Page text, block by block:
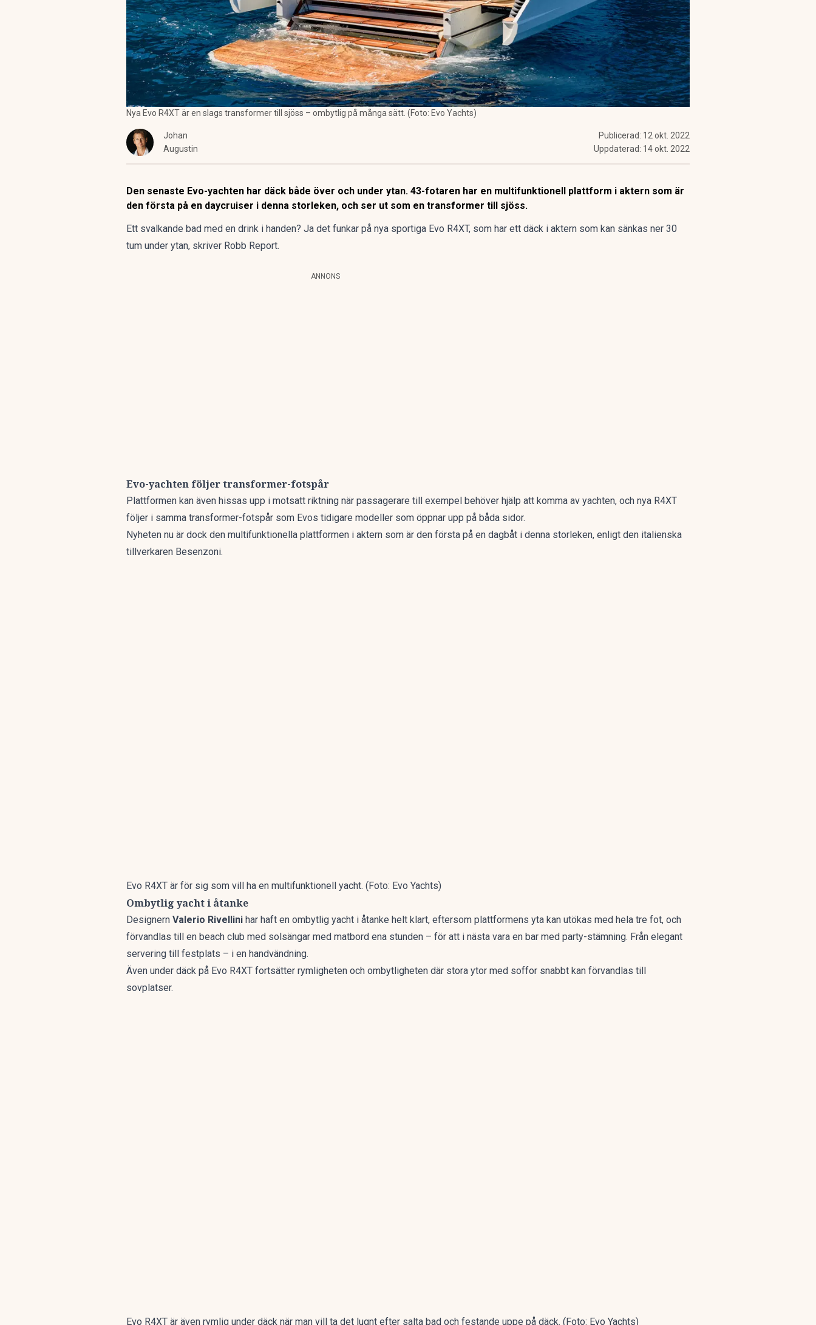
Nya Evo R4XT är en slags transformer till sjöss – ombytlig på många sätt. (Foto: Evo Yachts)
Johan
Augustin
Publicerad: 12 okt. 2022
Uppdaterad: 14 okt. 2022
Den senaste Evo-yachten har däck både över och under ytan. 43-fotaren har en multifunktionell plattform i aktern som är
den första på en daycruiser i denna storleken, och ser ut som en transformer till sjöss.
Ett svalkande bad med en drink i handen? Ja det funkar på nya sportiga Evo R4XT, som har ett däck i aktern som kan sänkas ner 30
tum under ytan, skriver Robb Report.
ANNONS
Evo-yachten följer transformer-fotspår
Plattformen kan även hissas upp i motsatt riktning när passagerare till exempel behöver hjälp att komma av yachten, och nya R4XT
följer i samma transformer-fotspår som Evos tidigare modeller som öppnar upp på båda sidor.
Nyheten nu är dock den multifunktionella plattformen i aktern som är den första på en dagbåt i denna storleken, enligt den italienska
tillverkaren Besenzoni.
Evo R4XT är för sig som vill ha en multifunktionell yacht. (Foto: Evo Yachts)
Ombytlig yacht i åtanke
Designern Valerio Rivellini har haft en ombytlig yacht i åtanke helt klart, eftersom plattformens yta kan utökas med hela tre fot, och
förvandlas till en beach club med solsängar med matbord ena stunden – för att i nästa vara en bar med party-stämning. Från elegant
servering till festplats – i en handvändning.
Även under däck på Evo R4XT fortsätter rymligheten och ombytligheten där stora ytor med soffor snabbt kan förvandlas till
sovplatser.
Evo R4XT är även rymlig under däck när man vill ta det lugnt efter salta bad och festande uppe på däck. (Foto: Evo Yachts)